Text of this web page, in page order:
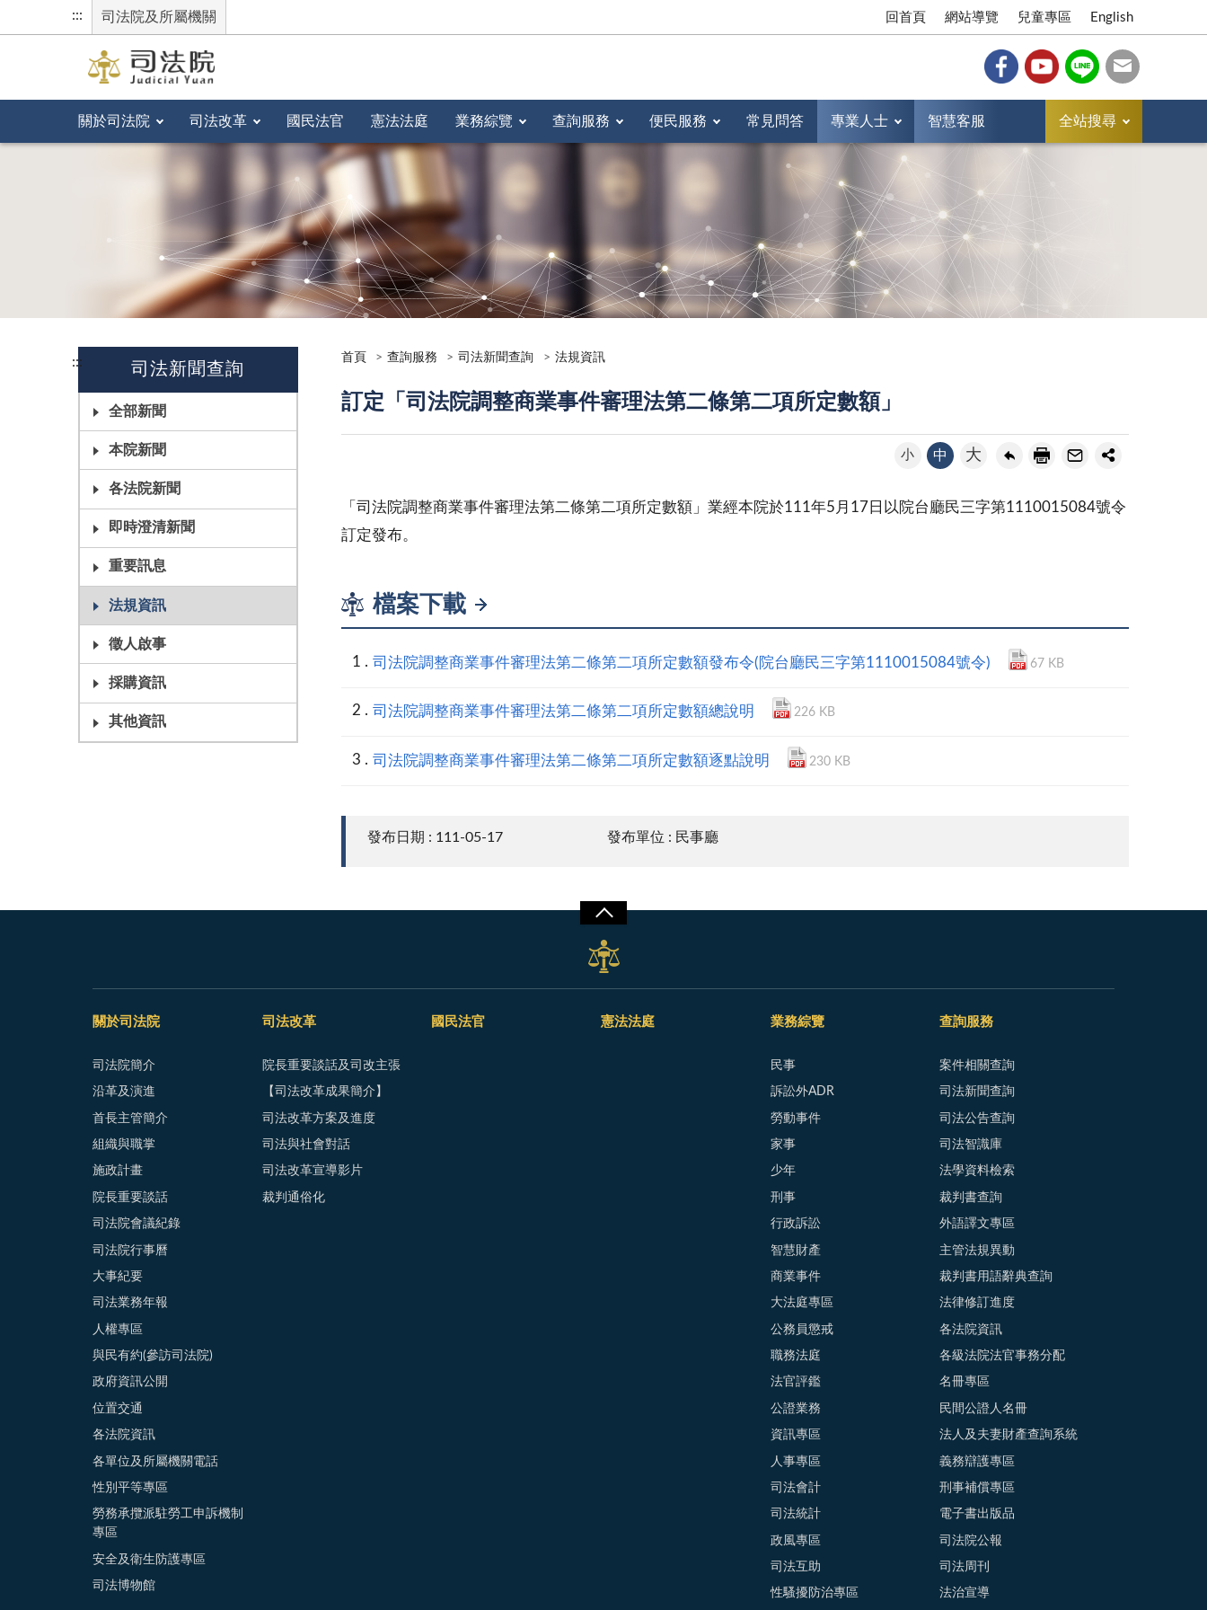
::: 司法院及所屬機關 回首頁 網站導覽 兒童專區 English
關於司法院 司法改革 國民法官 憲法法庭 業務綜覽 查詢服務 便民服務 常見問答 專業人士 智慧客服 全站搜尋
::: 司法新聞查詢
全部新聞
本院新聞
各法院新聞
即時澄清新聞
重要訊息
法規資訊
徵人啟事
採購資訊
其他資訊
首頁 查詢服務 司法新聞查詢 法規資訊
訂定「司法院調整商業事件審理法第二條第二項所定數額」
小 中 大
「司法院調整商業事件審理法第二條第二項所定數額」業經本院於111年5月17日以院台廳民三字第1110015084號令
訂定發布。
檔案下載
司法院調整商業事件審理法第二條第二項所定數額發布令(院台廳民三字第1110015084號令) 67 KB
司法院調整商業事件審理法第二條第二項所定數額總說明 226 KB
司法院調整商業事件審理法第二條第二項所定數額逐點說明 230 KB
發布日期 : 111-05-17 發布單位 : 民事廳
關於司法院
司法院簡介
沿革及演進
首長主管簡介
組織與職掌
施政計畫
院長重要談話
司法院會議紀錄
司法院行事曆
大事紀要
司法業務年報
人權專區
與民有約(參訪司法院)
政府資訊公開
位置交通
各法院資訊
各單位及所屬機關電話
性別平等專區
勞務承攬派駐勞工申訴機制
專區
安全及衛生防護專區
司法博物館
司法改革
院長重要談話及司改主張
【司法改革成果簡介】
司法改革方案及進度
司法與社會對話
司法改革宣導影片
裁判通俗化
國民法官 憲法法庭 業務綜覽
民事
訴訟外ADR
勞動事件
家事
少年
刑事
行政訴訟
智慧財產
商業事件
大法庭專區
公務員懲戒
職務法庭
法官評鑑
公證業務
資訊專區
人事專區
司法會計
司法統計
政風專區
司法互助
性騷擾防治專區
查詢服務
案件相關查詢
司法新聞查詢
司法公告查詢
司法智識庫
法學資料檢索
裁判書查詢
外語譯文專區
主管法規異動
裁判書用語辭典查詢
法律修訂進度
各法院資訊
各級法院法官事務分配
名冊專區
民間公證人名冊
法人及夫妻財產查詢系統
義務辯護專區
刑事補償專區
電子書出版品
司法院公報
司法周刊
法治宣導